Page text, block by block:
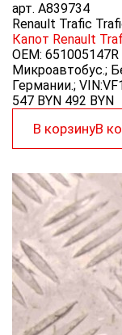
арт. A839734
Renault Trafic
Капот Renault
OEM: 651005147R
Микроавтобус.;
Германии.;
547 BYN 492 BYN
В корзинуВ